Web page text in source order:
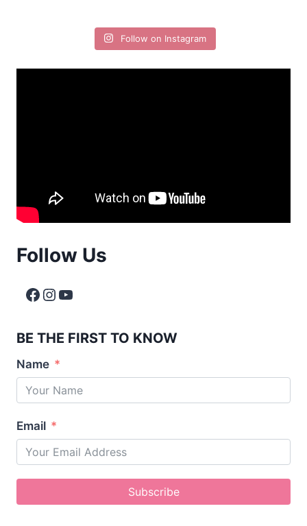
Follow on Instagram
Follow Us
BE THE FIRST TO KNOW
Name
Email
Subscribe